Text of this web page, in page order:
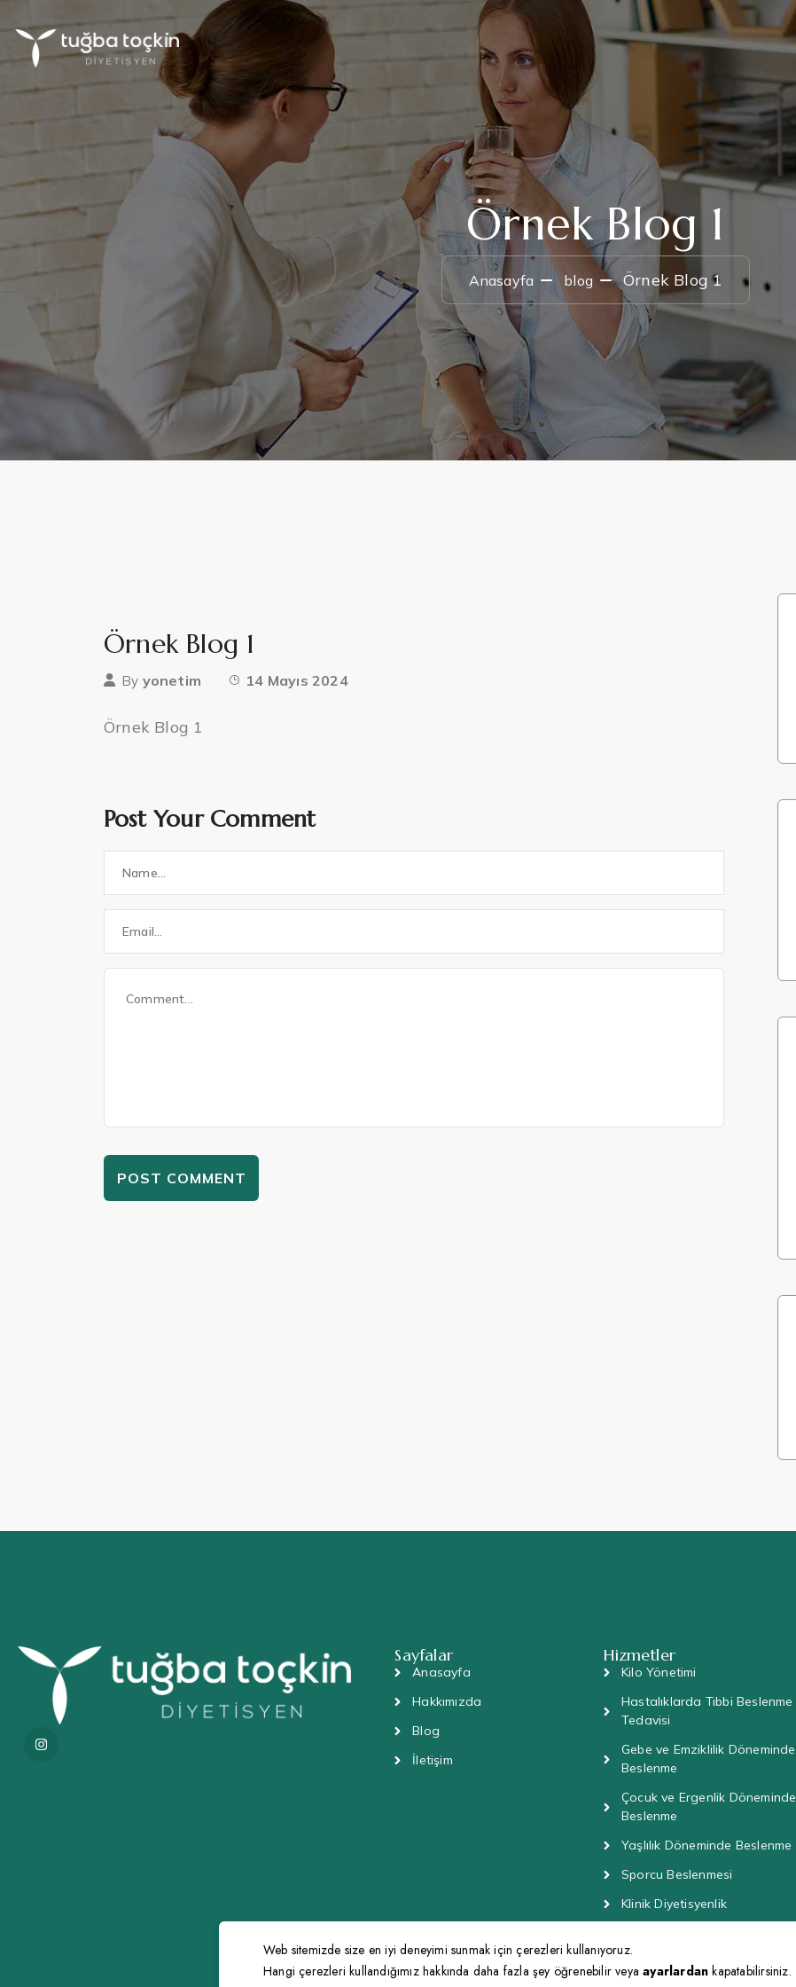
Örnek Blog 1
Anasayfa blog Örnek Blog 1
Örnek Blog 1
By yonetim 14 Mayıs 2024
Örnek Blog 1
Post Your Comment
Sayfalar
Anasayfa
Hakkımızda
Blog
İletişim
Hizmetler
Kilo Yönetimi
Hastalıklarda Tıbbi Beslenme
Tedavisi
Gebe ve Emziklilik Döneminde
Beslenme
Çocuk ve Ergenlik Döneminde
Beslenme
Yaşlılık Döneminde Beslenme
Sporcu Beslenmesi
Klinik Diyetisyenlik
Toplu Beslenme Sistemleri
Web sitemizde size en iyi deneyimi sunmak için çerezleri kullanıyoruz.
Hangi çerezleri kullandığımız hakkında daha fazla şey öğrenebilir veyaayarlardan kapatabilirsiniz.